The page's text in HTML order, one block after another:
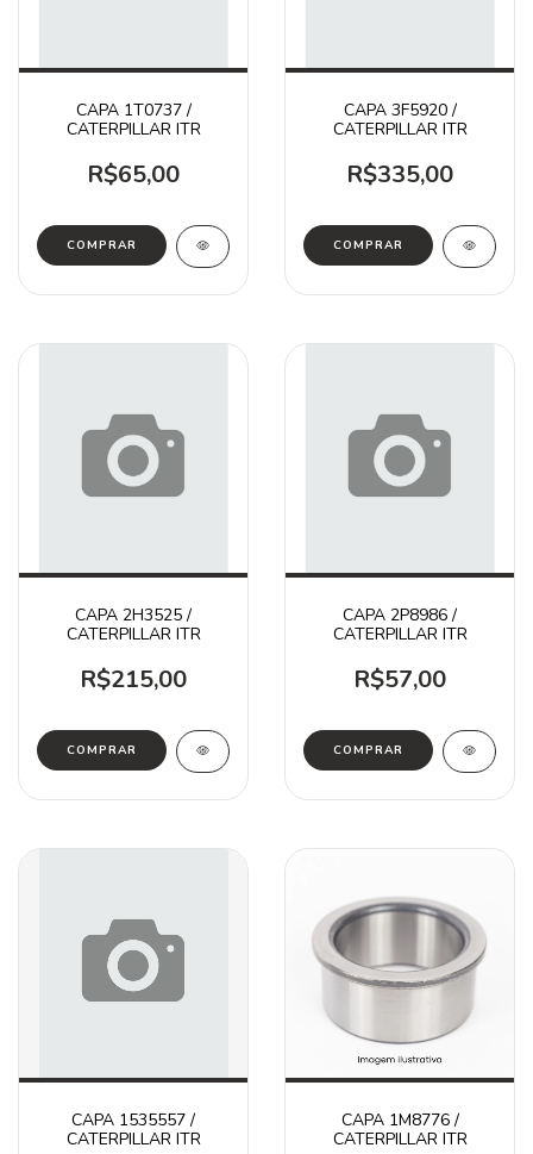
CAPA 1T0737 /
CATERPILLAR ITR
R$65,00
CAPA 3F5920 /
CATERPILLAR ITR
R$335,00
CAPA 2H3525 /
CATERPILLAR ITR
R$215,00
CAPA 2P8986 /
CATERPILLAR ITR
R$57,00
CAPA 1535557 /
CATERPILLAR ITR
CAPA 1M8776 /
CATERPILLAR ITR